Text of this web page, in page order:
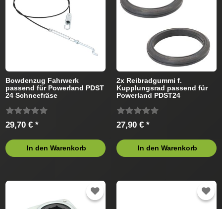
Bowdenzug Fahrwerk
passend für Powerland PDST
24 Schneefräse
29,70 € *
In den Warenkorb
2x Reibradgummi f.
Kupplungsrad passend für
Powerland PDST24
27,90 € *
In den Warenkorb